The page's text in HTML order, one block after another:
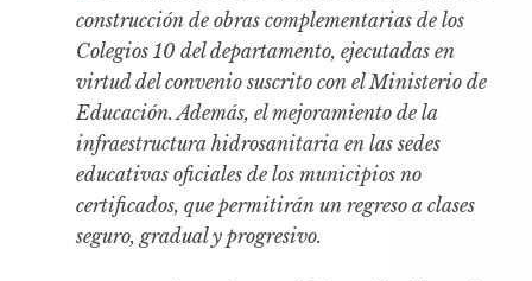
construcción de obras complementarias de los
Colegios 10 del departamento, ejecutadas en
virtud del convenio suscrito con el Ministerio de
Educación. Además, el mejoramiento de la
infraestructura hidrosanitaria en las sedes
educativas oficiales de los municipios no
certificados, que permitirán un regreso a clases
seguro, gradual y progresivo.